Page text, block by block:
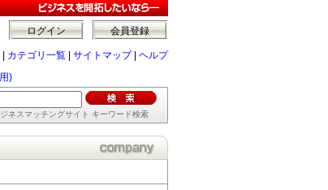
会員登録
ログイン
カテゴリ一覧 サイトマップ| ヘルプ
)
ネスマッチングサイト キーワード検索